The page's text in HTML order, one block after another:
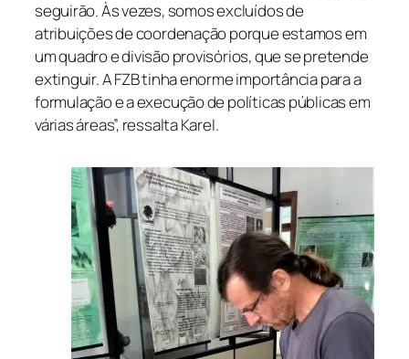
seguirão. Às vezes, somos excluídos de
atribuições de coordenação porque estamos em
um quadro e divisão provisórios, que se pretende
extinguir. A FZB tinha enorme importância para a
formulação e a execução de políticas públicas em
várias áreas”, ressalta Karel.